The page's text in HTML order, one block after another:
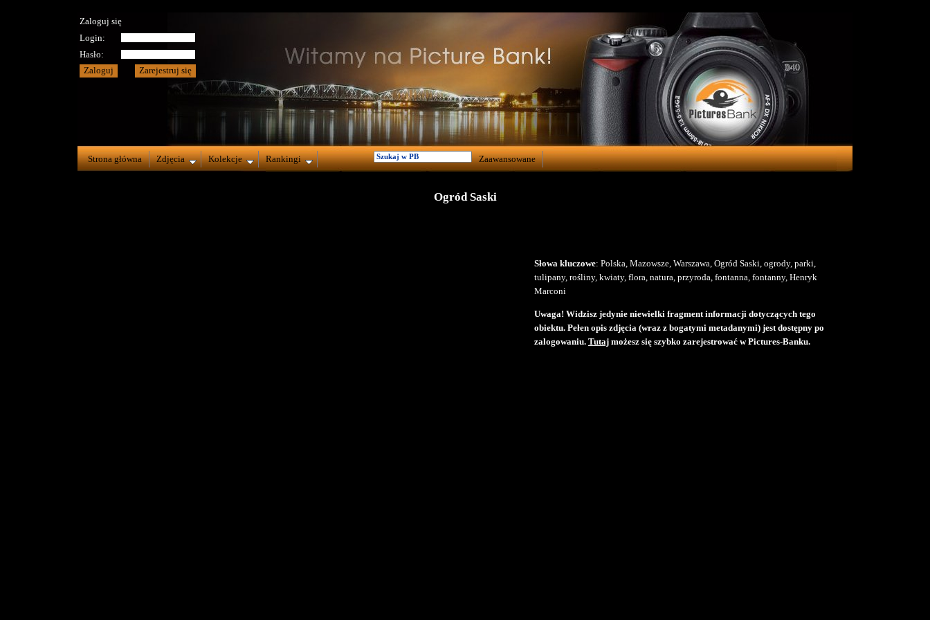
Zaloguj się
Login:
Hasło:
Strona główna Zdjęcia Kolekcje Rankingi Zaawansowane
Ogród Saski
Słowa kluczowe: Polska, Mazowsze, Warszawa, Ogród Saski, ogrody, parki,
tulipany, rośliny, kwiaty, flora, natura, przyroda, fontanna, fontanny, Henryk
Marconi
Uwaga! Widzisz jedynie niewielki fragment informacji dotyczących tego
obiektu. Pełen opis zdjęcia (wraz z bogatymi metadanymi) jest dostępny po
zalogowaniu. Tutaj możesz się szybko zarejestrować w Pictures-Banku.